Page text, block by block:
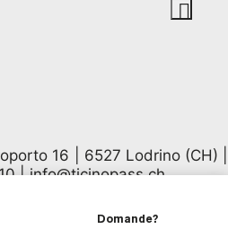
Domande?
16 | 6527 Lodrino (CH) |
|info@ticinopass.ch